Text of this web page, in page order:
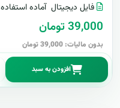
فایل دیجیتال آماده استفاده
39,000 تومان
بدون مالیات: 39,000 تومان
افزودن به سبد